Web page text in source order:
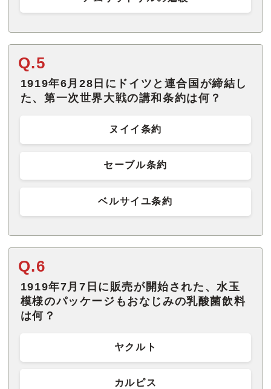
Q.5
1919年6月28日にドイツと連合国が締結し
た、第一次世界大戦の講和条約は何？
ヌイイ条約
セーブル条約
ベルサイユ条約
Q.6
1919年7月7日に販売が開始された、水玉
模様のパッケージもおなじみの乳酸菌飲料
は何？
ヤクルト
カルピス